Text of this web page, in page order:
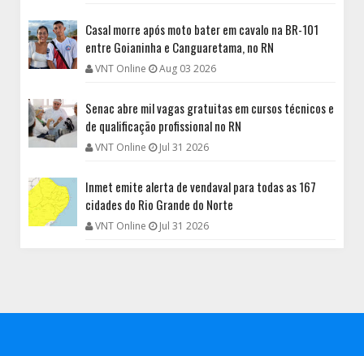
Casal morre após moto bater em cavalo na BR-101
entre Goianinha e Canguaretama, no RN
VNT Online Aug 03 2026
Senac abre mil vagas gratuitas em cursos técnicos e
de qualificação profissional no RN
VNT Online Jul 31 2026
Inmet emite alerta de vendaval para todas as 167
cidades do Rio Grande do Norte
VNT Online Jul 31 2026